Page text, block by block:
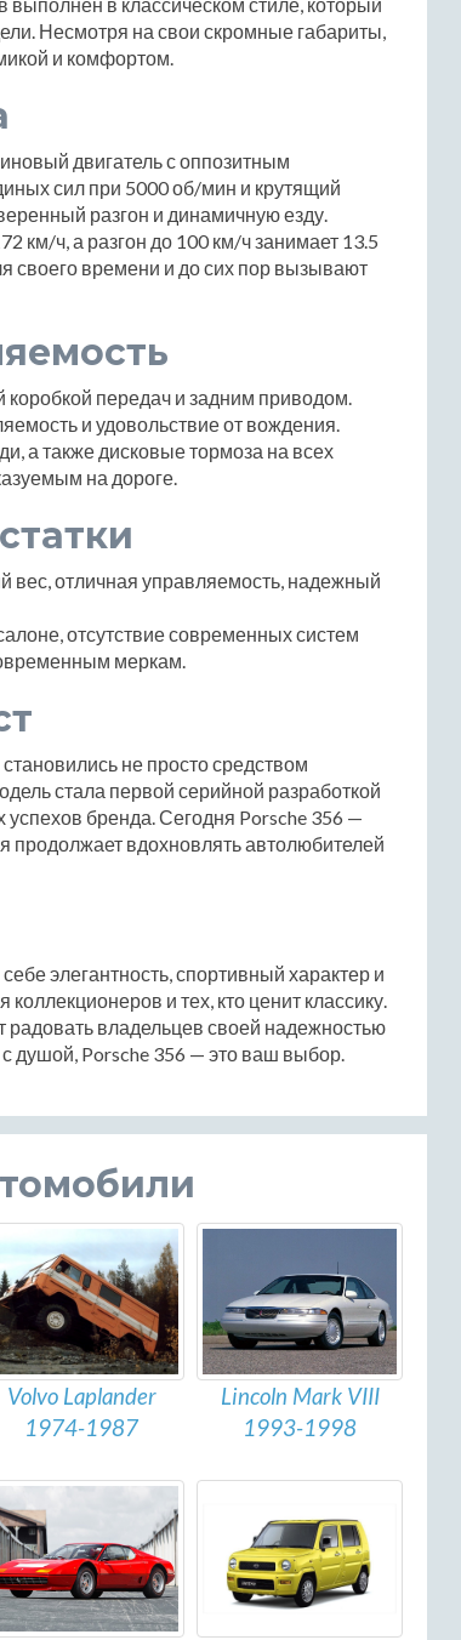
Несмотря на свои скромные габариты,
и комфортом.
двигатель с оппозитным
сил при 5000 об/мин и крутящий
разгон и динамичную езду.
км/ч, а разгон до 100 км/ч занимает 13.5
своего времени и до сих пор вызывают
передач и задним приводом.
и удовольствие от вождения.
а также дисковые тормоза на всех
на дороге.
вес, отличная управляемость, надежный
отсутствие современных систем
меркам.
не просто средством
стала первой серийной разработкой
бренда. Сегодня Porsche 356 —
продолжает вдохновлять автолюбителей
элегантность, спортивный характер и
и тех, кто ценит классику.
радовать владельцев своей надежностью
душой, Porsche 356 — это ваш выбор.
Volvo Laplander
1974-1987
Lincoln Mark VIII
1993-1998